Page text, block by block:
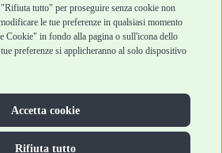
tutto" per proseguire senza cookie non
le tue preferenze in qualsiasi momento
Cookie" in fondo alla pagina o sull'icona dello
preferenze si applicheranno al solo dispositivo
Accetta cookie
Rifiuta tutto
21 – 47122 Forlì (FC)
FO 329541
| Tel. 0543 096850
s.r.l. – Tutti i diritti
|Cookie Policy